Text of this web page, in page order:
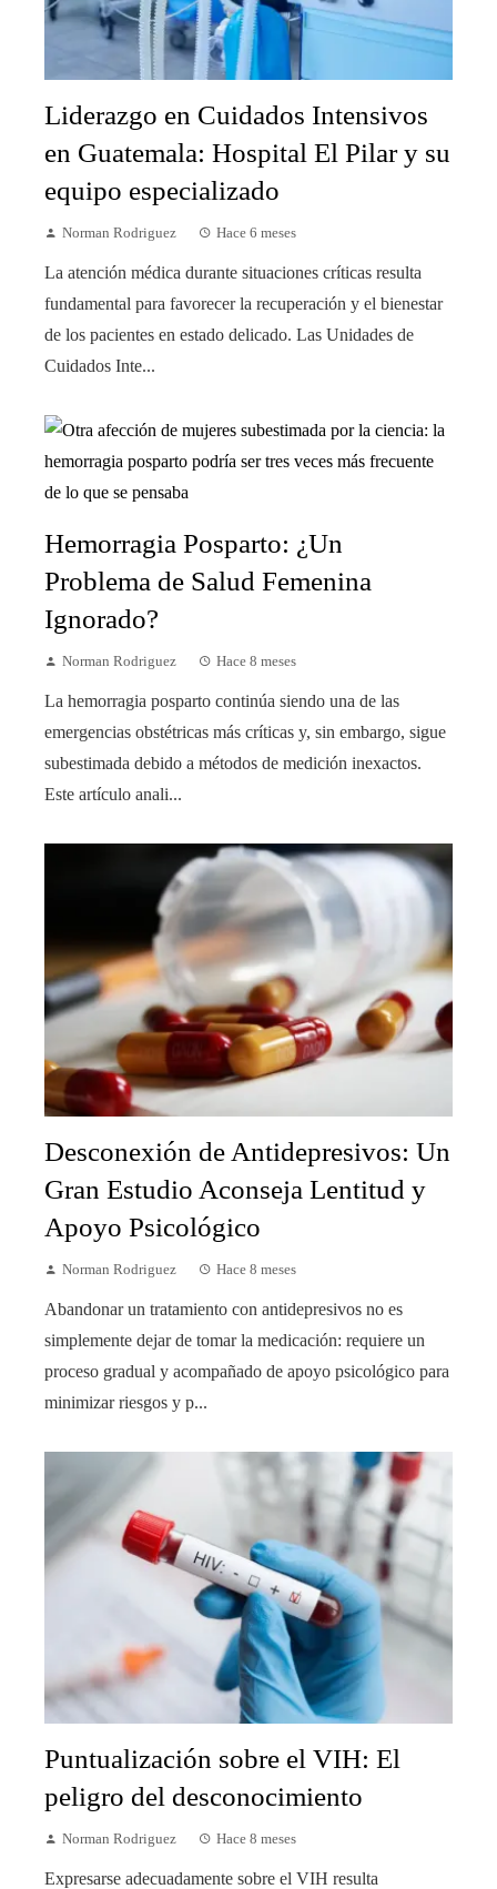
Liderazgo en Cuidados Intensivos
en Guatemala: Hospital El Pilar y su
equipo especializado
Norman Rodriguez Hace 6 meses
La atención médica durante situaciones críticas resulta
fundamental para favorecer la recuperación y el bienestar
de los pacientes en estado delicado. Las Unidades de
Cuidados Inte...
Hemorragia Posparto: ¿Un
Problema de Salud Femenina
Ignorado?
Norman Rodriguez Hace 8 meses
La hemorragia posparto continúa siendo una de las
emergencias obstétricas más críticas y, sin embargo, sigue
subestimada debido a métodos de medición inexactos.
Este artículo anali...
Desconexión de Antidepresivos: Un
Gran Estudio Aconseja Lentitud y
Apoyo Psicológico
Norman Rodriguez Hace 8 meses
Abandonar un tratamiento con antidepresivos no es
simplemente dejar de tomar la medicación: requiere un
proceso gradual y acompañado de apoyo psicológico para
minimizar riesgos y p...
Puntualización sobre el VIH: El
peligro del desconocimiento
Norman Rodriguez Hace 8 meses
Expresarse adecuadamente sobre el VIH resulta